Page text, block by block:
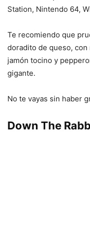
Station, Nintendo 64,
Te recomiendo que
doradito de queso,
jamón tocino y
gigante.
No te vayas sin haber
Down The